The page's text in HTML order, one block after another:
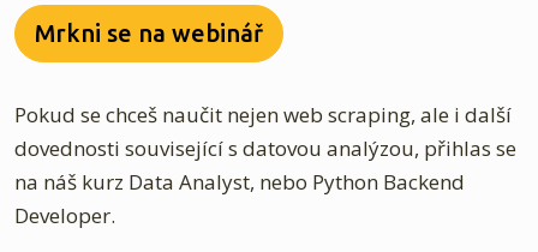
Mrkni se na webinář
Pokud se chceš naučit nejen web scraping, ale i další
dovednosti související s datovou analýzou, přihlas se
na náš kurz Data Analyst, nebo Python Backend
Developer.